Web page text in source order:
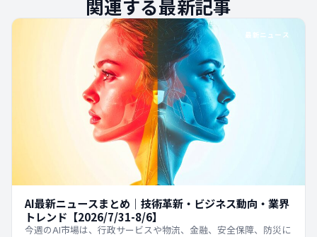
関連する最新記事
最新ニュース
AI最新ニュースまとめ｜技術革新・ビジネス動向・業界
トレンド【2026/7/31-8/6】
今週のAI市場は、行政サービスや物流、金融、安全保障、防災に